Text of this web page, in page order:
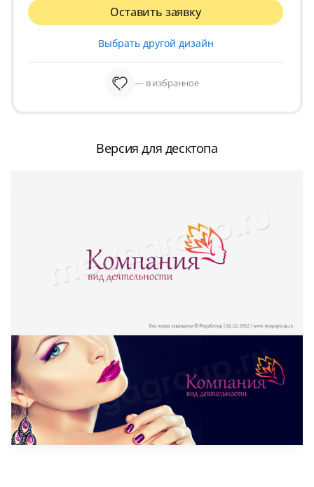
Оставить заявку
Выбрать другой дизайн
— в избранное
Версия для десктопа